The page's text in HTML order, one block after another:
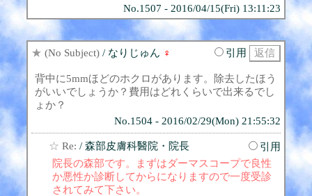
No.1507 - 2016/04/15(Fri) 13:11:23
★ (No Subject) / なりじゅん ♀ 引用
背中に5mmほどのホクロがあります。除去したほう
がいいでしょうか？費用はどれくらいで出来るでし
ょか？
No.1504 - 2016/02/29(Mon) 21:55:32
☆ Re: / 森部皮膚科醫院・院長
引用
院長の森部です。まずはダーマスコープで良性
か悪性か診断してからになりますので一度受診
されてみて下さい。